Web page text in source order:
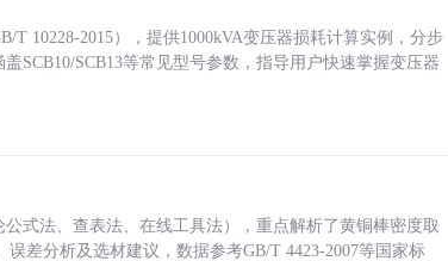
10228-2015），提供1000kVA变压器损耗计算实例，分步
SCB10/SCB13等常见型号参数，指导用户快速掌握变压器
式法、查表法、在线工具法），重点解析了黄铜棒密度取
差分析及选材建议，数据参考GB/T 4423-2007等国家标